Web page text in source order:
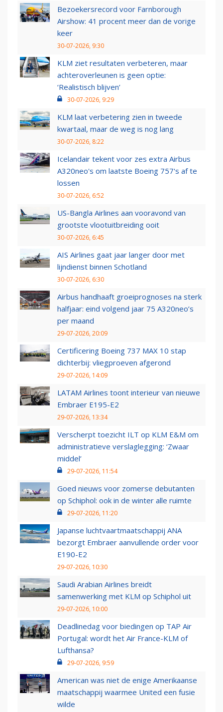
Bezoekersrecord voor Farnborough
Airshow: 41 procent meer dan de vorige
keer
30-07-2026, 9:30
KLM ziet resultaten verbeteren, maar
achteroverleunen is geen optie:
‘Realistisch blijven’
30-07-2026, 9:29
KLM laat verbetering zien in tweede
kwartaal, maar de weg is nog lang
30-07-2026, 8:22
Icelandair tekent voor zes extra Airbus
A320neo's om laatste Boeing 757's af te
lossen
30-07-2026, 6:52
US-Bangla Airlines aan vooravond van
grootste vlootuitbreiding ooit
30-07-2026, 6:45
AIS Airlines gaat jaar langer door met
lijndienst binnen Schotland
30-07-2026, 6:30
Airbus handhaaft groeiprognoses na sterk
halfjaar: eind volgend jaar 75 A320neo’s
per maand
29-07-2026, 20:09
Certificering Boeing 737 MAX 10 stap
dichterbij: vliegproeven afgerond
29-07-2026, 14:09
LATAM Airlines toont interieur van nieuwe
Embraer E195-E2
29-07-2026, 13:34
Verscherpt toezicht ILT op KLM E&M om
administratieve verslaglegging: ‘Zwaar
middel’
29-07-2026, 11:54
Goed nieuws voor zomerse debutanten
op Schiphol: ook in de winter alle ruimte
29-07-2026, 11:20
Japanse luchtvaartmaatschappij ANA
bezorgt Embraer aanvullende order voor
E190-E2
29-07-2026, 10:30
Saudi Arabian Airlines breidt
samenwerking met KLM op Schiphol uit
29-07-2026, 10:00
Deadlinedag voor biedingen op TAP Air
Portugal: wordt het Air France-KLM of
Lufthansa?
29-07-2026, 9:59
American was niet de enige Amerikaanse
maatschappij waarmee United een fusie
wilde